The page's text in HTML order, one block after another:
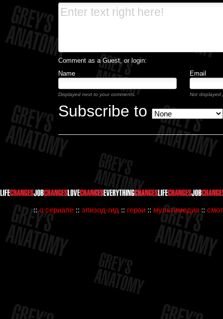
Comment as a Guest, or login:
Name
Email
Displayed next to your comments. Not displayed
Subscribe to
::о сериале :: эпизод-гид :: герои :: мультимедиа ::